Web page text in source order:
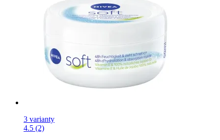
3 varianty
4.5 (2)